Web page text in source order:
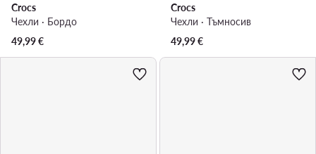
Crocs
Чехли · Бордо
49,99€
Crocs
Чехли · Тъмносив
49,99€